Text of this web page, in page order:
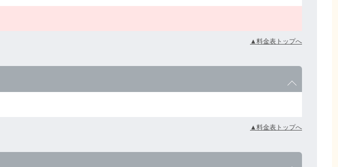
▲料金表トップへ
▲料金表トップへ